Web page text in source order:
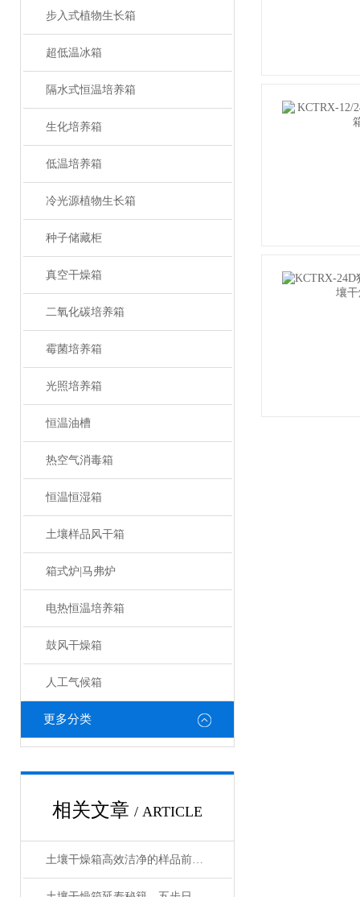
步入式植物生长箱
超低温冰箱
隔水式恒温培养箱
生化培养箱
低温培养箱
冷光源植物生长箱
种子储藏柜
真空干燥箱
二氧化碳培养箱
霉菌培养箱
光照培养箱
恒温油槽
热空气消毒箱
恒温恒湿箱
土壤样品风干箱
箱式炉|马弗炉
电热恒温培养箱
鼓风干燥箱
人工气候箱
更多分类
相关文章 / ARTICLE
土壤干燥箱高效洁净的样品前处理设备